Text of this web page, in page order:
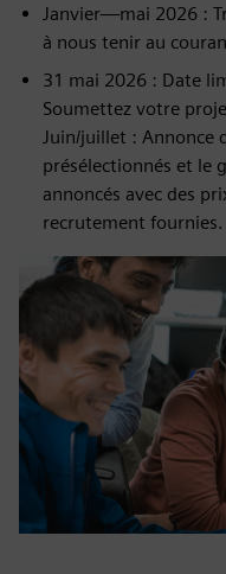
Janvier—mai 2026 :
à nous tenir au
31 mai 2026 : Date
Soumettez votre
Juin/juillet : Annonce
présélectionnés et le
annoncés avec des
recrutement fournies.